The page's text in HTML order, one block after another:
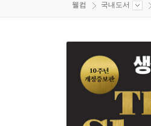
웰컴 국내도서